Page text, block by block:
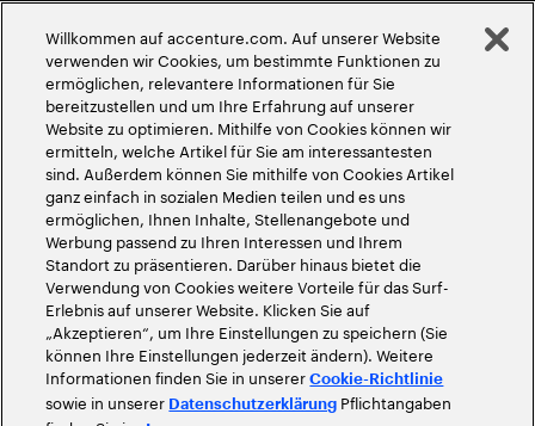
Globale Meritokratie
2026Accenture. Alle Rechte vorbehalten
Willkommen auf accenture.com. Auf unserer Website
verwenden wir Cookies, um bestimmte Funktionen zu
ermöglichen, relevantere Informationen für Sie
bereitzustellen und um Ihre Erfahrung auf unserer
Website zu optimieren. Mithilfe von Cookies können wir
ermitteln, welche Artikel für Sie am interessantesten
sind. Außerdem können Sie mithilfe von Cookies Artikel
ganz einfach in sozialen Medien teilen und es uns
ermöglichen, Ihnen Inhalte, Stellenangebote und
Werbung passend zu Ihren Interessen und Ihrem
Standort zu präsentieren. Darüber hinaus bietet die
Verwendung von Cookies weitere Vorteile für das Surf-
Erlebnis auf unserer Website. Klicken Sie auf
„Akzeptieren“, um Ihre Einstellungen zu speichern (Sie
können Ihre Einstellungen jederzeit ändern). Weitere
Informationen finden Sie in unsererCookie-Richtlinie
sowie in unserer Datenschutzerklärung Pflichtangaben